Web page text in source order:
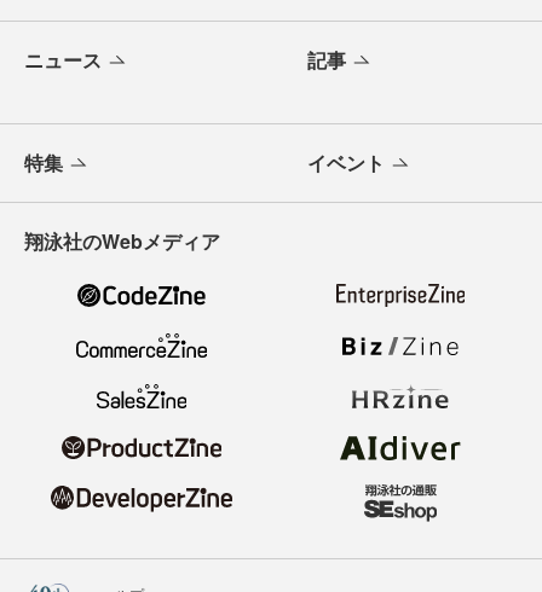
ニュース 記事
特集 イベント
翔泳社のWebメディア